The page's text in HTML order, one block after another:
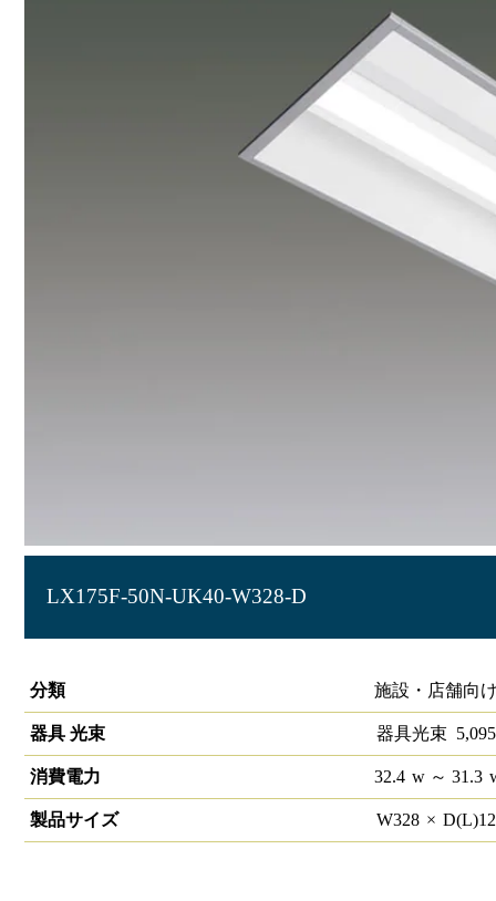
LX175F-50N-UK40-W328-D
分類
施設・店舗向
器具 光束 器具光束 5,095
消費電力 32.4 w～ 31.3
製品サイズ W328 × D(L)